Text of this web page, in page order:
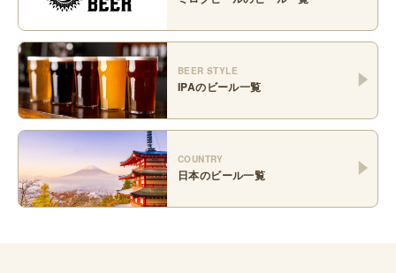
BEER STYLE
IPAのビール一覧
COUNTRY
日本のビール一覧